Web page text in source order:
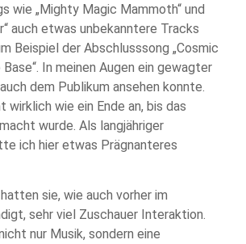
wie „Mighty Magic Mammoth“ und
auch etwas unbekanntere Tracks
Beispiel der Abschlusssong „Cosmic
In meinen Augen ein gewagter
dem Publikum ansehen konnte.
wirklich wie ein Ende an, bis das
wurde. Als langjähriger
ich hier etwas Prägnanteres
sie, wie auch vorher im
sehr viel Zuschauer Interaktion.
nur Musik, sondern eine